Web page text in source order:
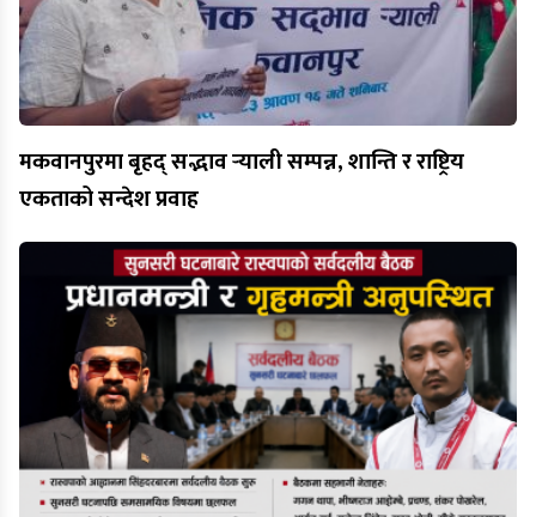
मकवानपुरमा बृहद् सद्भाव र्‍याली सम्पन्न, शान्ति र राष्ट्रिय
एकताको सन्देश प्रवाह